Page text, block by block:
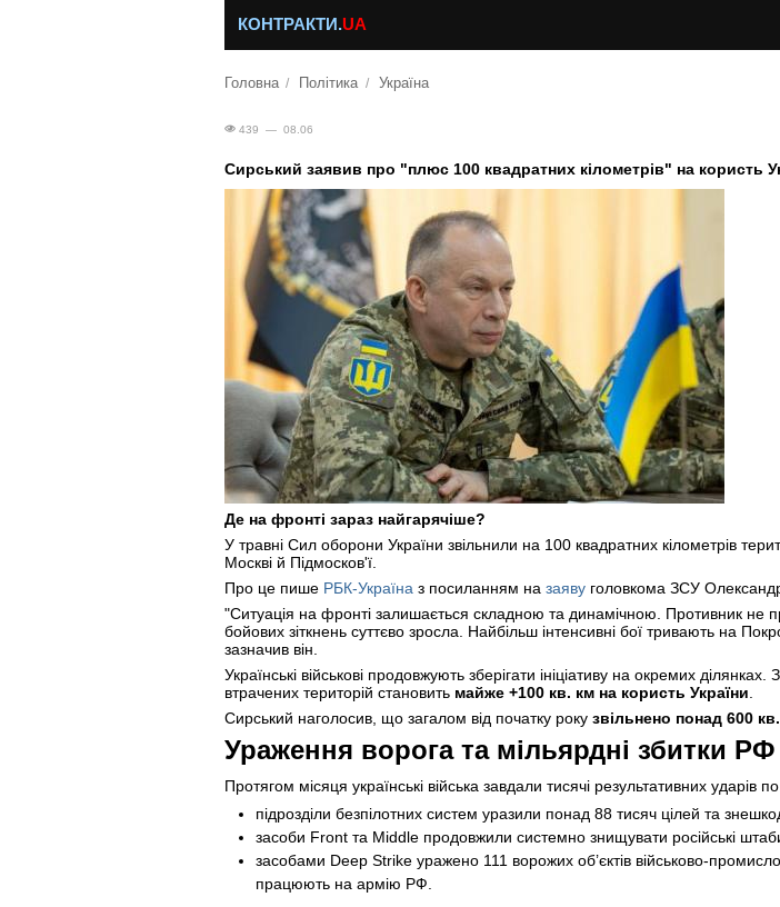
КОНТРАКТИ.UA
Головна Політика Україна
439 — 08.06
Сирський заявив про "плюс 100 квадратних кілометрів" на користь
Де на фронті зараз найгарячіше?
У травні Сил оборони України звільнили на 100 квадратних кілометрів
Москві й Підмосков'ї.
Про це пише РБК-Україна з посиланням на заяву головкома ЗСУ
"Ситуація на фронті залишається складною та динамічною. Противник не
бойових зіткнень суттєво зросла. Найбільш інтенсивні бої тривають на
зазначив він.
Українські військові продовжують зберігати ініціативу на окремих
втрачених територій становить майже +100 кв. км на користь України
Сирський наголосив, що загалом від початку року звільнено понад 600
Ураження ворога та мільярдні збитки РФ
Протягом місяця українські війська завдали тисячі результативних ударів
підрозділи безпілотних систем уразили понад 88 тисяч цілей та
засоби Front та Middle продовжили системно знищувати російські
засобами Deep Strike уражено 111 ворожих об’єктів військово-
працюють на армію РФ.